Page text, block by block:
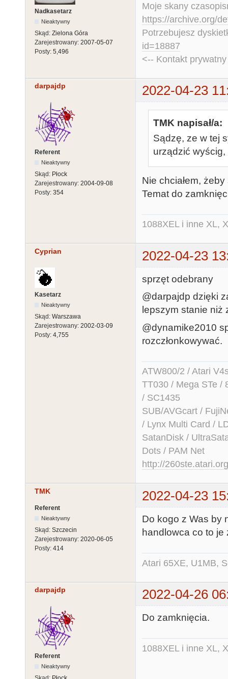
Nadkasetarz
Nieaktywny
Skąd: Zielona Góra
Zarejestrowany: 2007-05-07
Posty: 5,496
Moje skany
https://archive.org/
Potrzebujesz
id=18887
<-- Kontakt
darpajdp 2022-04-23
Referent
Nieaktywny
Skąd: Płock
Zarejestrowany: 2004-09-08
Posty: 354
TMK napisał/a:
Sądzę, ze w tej
urządzić
Nie chciałem,
Temat do
1088XEL i inne XL,
Cyprian 2022-04-23
Kasetarz
Nieaktywny
Skąd: Warszawa
Zarejestrowany: 2002-03-09
Posty: 4,755
sprzęt odebrany
@darpajdp dzięki
lepszym stanie niż
@dynamike2010
rozczłonkowywać.
ATW800/2 / Atari
TT030 / Mega STe /
/ SC1435
SUB/AVGcart /
/ Lynx Multi Card /
SatanDisk /
Dots / PAM Net
http://260ste.atari.org
TMK 2022-04-23
Referent
Nieaktywny
Skąd: Szczecin
Zarejestrowany: 2020-06-05
Posty: 414
Do kogo z Was by
handlowca co to
Atari 65XE, U1MB,
darpajdp 2022-04-26
Referent
Nieaktywny
Do zamknięcia.
1088XEL i inne XL,